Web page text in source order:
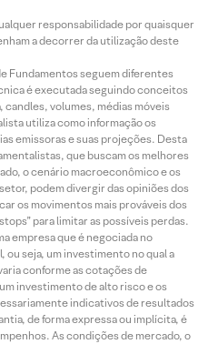
responsabilidade por quaisquer
a decorrer da utilização deste
Fundamentos seguem diferentes
é executada seguindo conceitos
volumes, médias móveis
utiliza como informação os
emissoras e suas projeções. Desta
que buscam os melhores
o cenário macroeconômico e os
podem divergir das opiniões dos
os movimentos mais prováveis dos
para limitar as possíveis perdas.
empresa que é negociada no
ou seja, um investimento no qual a
conforme as cotações de
investimento de alto risco e os
indicativos de resultados
de forma expressa ou implícita, é
As condições de mercado, o